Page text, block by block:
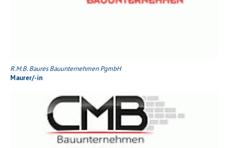
R.M.B. Baures Bauunternehmen PgmbH
Maurer/-in